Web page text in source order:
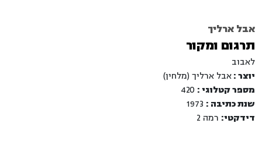
אבל ארליך
תרגום ומקור
לאבוב
יוצר :אבל ארליך (מלחין)
מספר קטלוגי :
שנת כתיבה :
דידקטי: רמה 2